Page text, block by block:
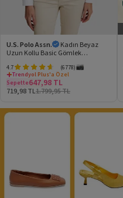
U.S. Polo Assn.
Kadın Beyaz
Uzun Kollu Basic Gömlek
4.7
(6778)
Trendyol Plus'a Özel
Sepette647,98 TL
719,98TL1.799,95TL